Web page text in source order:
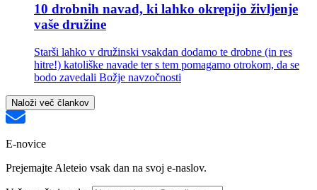
10 drobnih navad, ki lahko okrepijo življenje
vaše družine
Starši lahko v družinski vsakdan dodamo te drobne (in res
hitre!) katoliške navade ter s tem pomagamo otrokom, da se
bodo zavedali Božje navzočnosti
Naloži več člankov
E-novice
Prejemajte Aleteio vsak dan na svoj e-naslov.